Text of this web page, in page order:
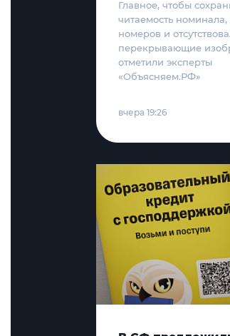
Главное, чтобы
читаемость
номеров и
перекрывающие
отметили эксперты
«Объясняем.РФ»
вчера 19:26